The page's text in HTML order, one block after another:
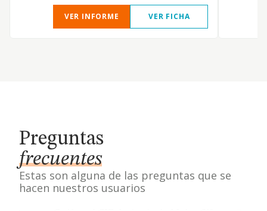
VER INFORME VER FICHA
Preguntas
frecuentes
Estas son alguna de las preguntas que se
hacen nuestros usuarios